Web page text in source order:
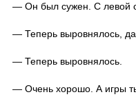
— Он был сужен. С левой
— Теперь выровнялось,
— Теперь выровнялось.
— Очень хорошо. А игры